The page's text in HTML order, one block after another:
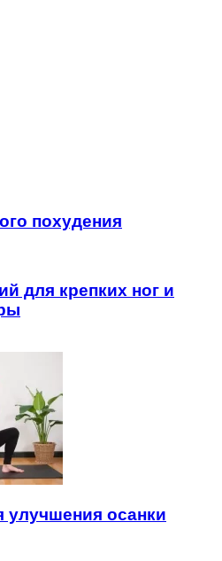
похудения
для крепких ног и
улучшения осанки